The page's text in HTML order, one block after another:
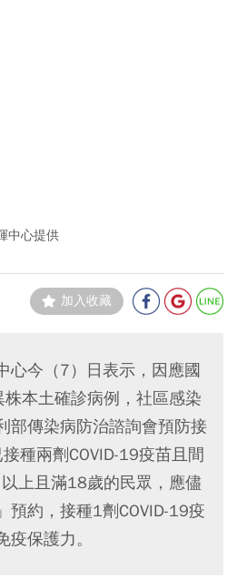
中心提供
加入收藏
心今（7）日表示，因應國
本土確診病例，社區感染
部傳染病防治諮詢會預防接
種兩劑COVID-19疫苗且間
上且滿18歲的民眾，應儘
預約，接種1劑COVID-19疫
保護力。